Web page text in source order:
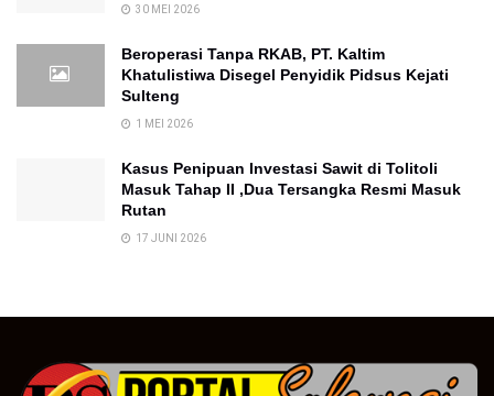
30 MEI 2026
Beroperasi Tanpa RKAB, PT. Kaltim
Khatulistiwa Disegel Penyidik Pidsus Kejati
Sulteng
1 MEI 2026
Kasus Penipuan Investasi Sawit di Tolitoli
Masuk Tahap II ,Dua Tersangka Resmi Masuk
Rutan
17 JUNI 2026